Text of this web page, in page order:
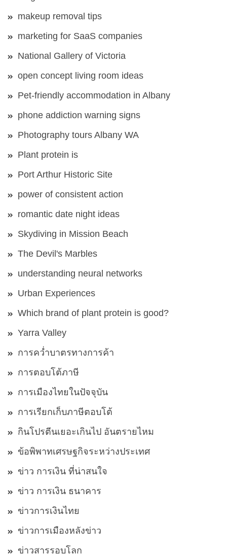
makeup removal tips
marketing for SaaS companies
National Gallery of Victoria
open concept living room ideas
Pet-friendly accommodation in Albany
phone addiction warning signs
Photography tours Albany WA
Plant protein is
Port Arthur Historic Site
power of consistent action
romantic date night ideas
Skydiving in Mission Beach
The Devil's Marbles
understanding neural networks
Urban Experiences
Which brand of plant protein is good?
Yarra Valley
การคว่ำบาตรทางการค้า
การตอบโต้ภาษี
การเมืองไทยในปัจจุบัน
การเรียกเก็บภาษีตอบโต้
กินโปรตีนเยอะเกินไป อันตรายไหม
ข้อพิพาทเศรษฐกิจระหว่างประเทศ
ข่าว การเงิน ที่น่าสนใจ
ข่าว การเงิน ธนาคาร
ข่าวการเงินไทย
ข่าวการเมืองหลังข่าว
ข่าวสารรอบโลก